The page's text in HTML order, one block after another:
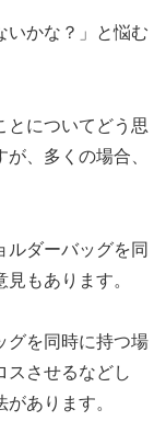
いかな？」と悩む
とについてどう思
、多くの場合、
ルダーバッグを同
もあります。
グを同時に持つ場
スさせるなどし
あります。